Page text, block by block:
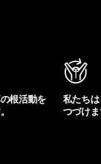
根活動を
私たち
つづけま